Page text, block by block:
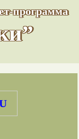
программа